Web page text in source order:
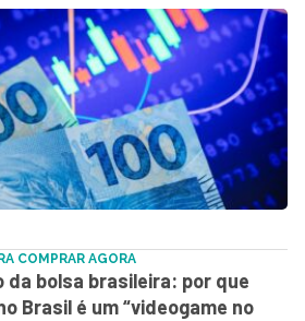
COMPRAR AGORA
da bolsa brasileira: por que
Brasil é um “videogame no